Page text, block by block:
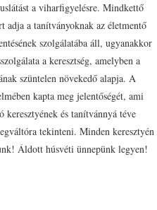
a viharfigyelésre. Mindkettő
adja a tanítványoknak az életmentő
szolgálatába áll, ugyanakkor
a keresztség, amelyben a
szüntelen növekedő alapja. A
kapta meg jelentőségét, ami
és tanítvánnyá téve
tekinteni. Minden keresztyén
Áldott húsvéti ünnepünk legyen!